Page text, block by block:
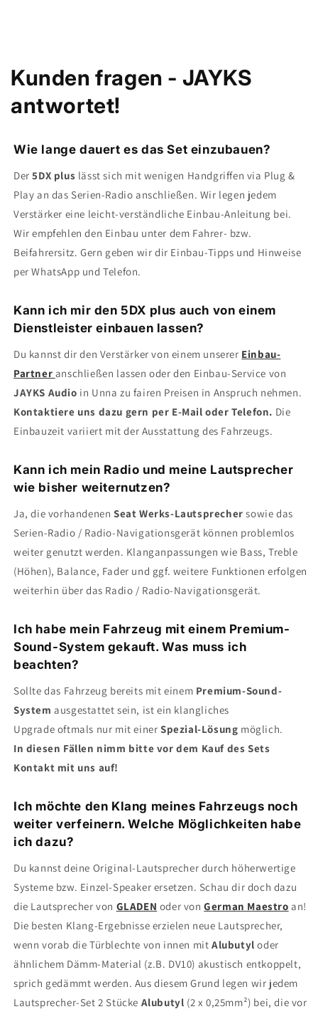
Kunden fragen - JAYKS
antwortet!
Wie lange dauert es das Set einzubauen?
Der5DX plus lässt sich mit wenigen Handgriffen via Plug &
Play an das Serien-Radio anschließen. Wir legen jedem
Verstärker eine leicht-verständliche Einbau-Anleitung bei.
Wir empfehlen den Einbau unter dem Fahrer- bzw.
Beifahrersitz. Gern geben wir dir Einbau-Tipps und Hinweise
per WhatsApp und Telefon.
Kann ich mir den 5DX plus auch von einem
Dienstleister einbauen lassen?
Du kannst dir den Verstärker von einem unserer Einbau-
Partner anschließen lassen oder den Einbau-Service von
JAYKS Audio in Unna zu fairen Preisen in Anspruch nehmen.
Kontaktiere uns dazu gern per E-Mail oder Telefon. Die
Einbauzeit variiert mit der Ausstattung des Fahrzeugs.
Kann ich mein Radio und meine Lautsprecher
wie bisher weiternutzen?
Ja, die vorhandenen Seat Werks-Lautsprecher sowie das
Serien-Radio / Radio-Navigationsgerät können problemlos
weiter genutzt werden. Klanganpassungen wie Bass, Treble
(Höhen), Balance, Fader und ggf. weitere Funktionen erfolgen
weiterhin über das Radio / Radio-Navigationsgerät.
Ich habe mein Fahrzeug mit einem Premium-
Sound-System gekauft. Was muss ich
beachten?
Sollte das Fahrzeug bereits mit einem Premium-Sound-
System ausgestattet sein, ist ein klangliches
Upgrade oftmals nur mit einerSpezial-Lösung möglich.
In diesen Fällen nimm bitte vor dem Kauf des Sets
Kontakt mit uns auf!
Ich möchte den Klang meines Fahrzeugs noch
weiter verfeinern. Welche Möglichkeiten habe
ich dazu?
Du kannst deine Original-Lautsprecher durch höherwertige
Systeme bzw. Einzel-Speaker ersetzen. Schau dir doch dazu
die Lautsprecher von GLADEN oder vonGerman Maestro an!
Die besten Klang-Ergebnisse erzielen neue Lautsprecher,
wenn vorab die Türblechte von innen mitAlubutyloder
ähnlichem Dämm-Material (z.B. DV10) akustisch entkoppelt,
sprich gedämmt werden. Aus diesem Grund legen wir jedem
Lautsprecher-Set 2 Stücke Alubutyl (2 x 0,25mm²) bei, die vor